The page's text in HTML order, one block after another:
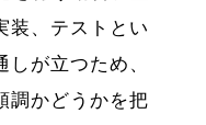
装、テストとい
が立つため、
調かどうかを把